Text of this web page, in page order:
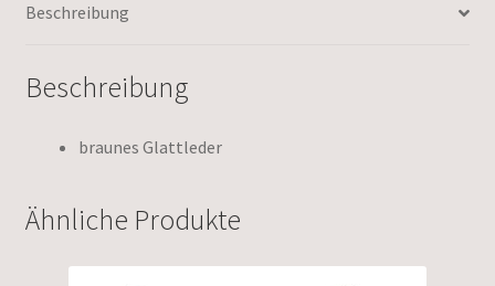
Beschreibung
Beschreibung
braunes Glattleder
Ähnliche Produkte